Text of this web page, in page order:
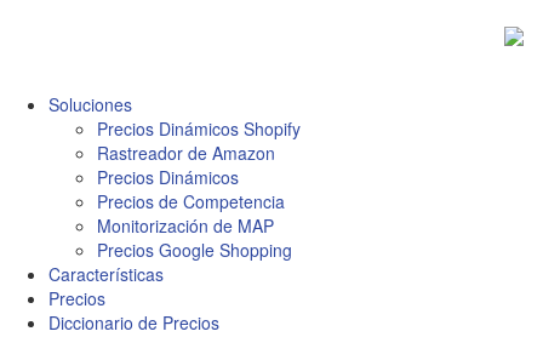
Soluciones
Precios Dinámicos Shopify
Rastreador de Amazon
Precios Dinámicos
Precios de Competencia
Monitorización de MAP
Precios Google Shopping
Características
Precios
Diccionario de Precios